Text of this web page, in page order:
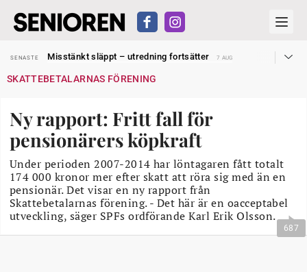
SENASTE
Misstänkt släppt – utredning fortsätter
7 AUG
SENASTE
Kravet: Nu måste 65-årsgränsen bort
SENASTE
Hyror rusar ifrån äldres bostadstillägg
SENASTE
Liten höjning av garantipensionen
27 JUL
SENASTE
Misstänkt släppt – utredning fortsätter
SKATTEBETALARNAS FÖRENING
Ny rapport: Fritt fall för
pensionärers köpkraft
Under perioden 2007-2014 har löntagaren fått totalt
174 000 kronor mer efter skatt att röra sig med än en
pensionär. Det visar en ny rapport från
Skattebetalarnas förening. - Det här är en oacceptabel
utveckling, säger SPFs ordförande Karl Erik Olsson.
687